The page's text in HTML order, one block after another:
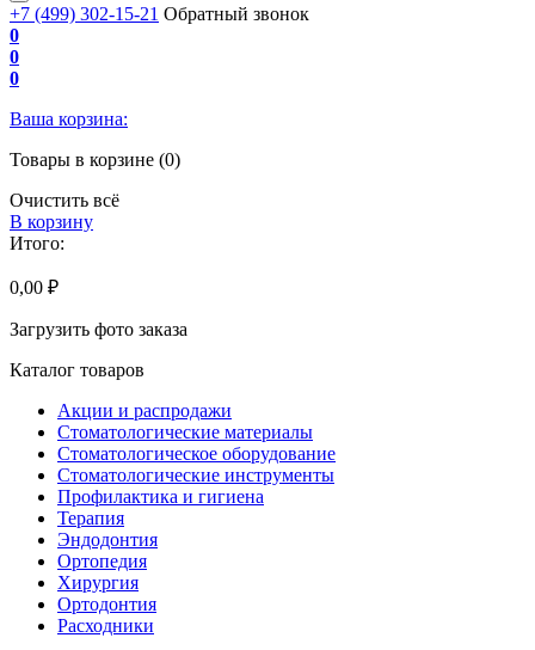
+7 (499) 302-15-21 Обратный звонок
0
0
0
Ваша корзина:
Товары в корзине (0)
Очистить всё
В корзину
Итого:
0,00 ₽
Загрузить фото заказа
Каталог товаров
Акции и распродажи
Стоматологические материалы
Стоматологическое оборудование
Стоматологические инструменты
Профилактика и гигиена
Терапия
Эндодонтия
Ортопедия
Хирургия
Ортодонтия
Расходники